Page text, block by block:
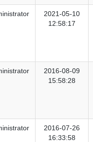
2021-05-10
12:58:17
2016-08-09
15:58:28
2016-07-26
16:33:58